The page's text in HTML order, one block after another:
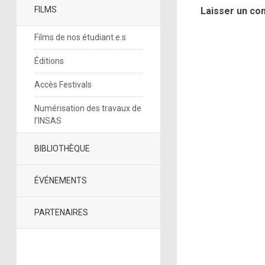
FILMS
Films de nos étudiant.e.s
Éditions
Accès Festivals
Numérisation des travaux de
l’INSAS
BIBLIOTHÈQUE
ÉVÉNEMENTS
PARTENAIRES
Laisser un